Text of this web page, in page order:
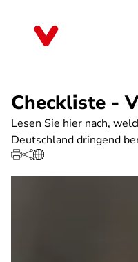
Checkliste -
Lesen Sie hier nach,
Deutschland dringend